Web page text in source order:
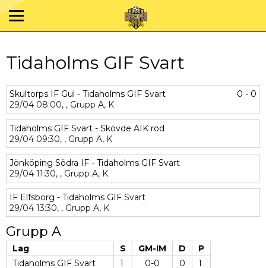
Tidaholms GIF Svart
Skultorps IF Gul - Tidaholms GIF Svart
0 - 0
29/04 08:00, , Grupp A, K
Tidaholms GIF Svart - Skövde AIK röd
29/04 09:30, , Grupp A, K
Jönköping Södra IF - Tidaholms GIF Svart
29/04 11:30, , Grupp A, K
IF Elfsborg - Tidaholms GIF Svart
29/04 13:30, , Grupp A, K
Grupp A
Lag S GM-IM D
P
Tidaholms GIF Svart
1 0-0 0
1